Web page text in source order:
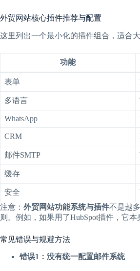
外贸网站核心插件推荐与配置
这里列出一个最小化的插件组合，适合
功能
表单
多语言
WhatsApp
CRM
邮件SMTP
缓存
安全
注意： 外贸网站功能系统与插件不是越
则。例如，如果用了HubSpot插件，它
常见错误与规避方法
错误1：没有统一配置邮件系统